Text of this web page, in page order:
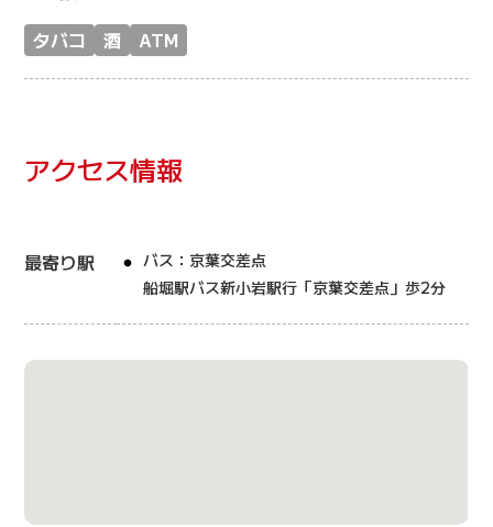
タバコ
酒 ATM
アクセス情報
最寄り駅
バス：京葉交差点
船堀駅バス新小岩駅行「京葉交差点」歩2分